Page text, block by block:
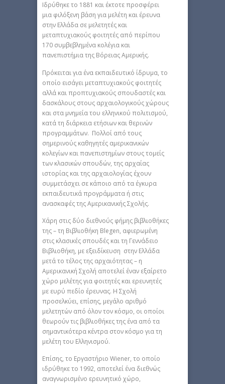
Ιδρύθηκε το 1881 και έκτοτε προσφέρει
μια φιλόξενη βάση για μελέτη και έρευνα
στην Ελλάδα σε μελετητές και
μεταπτυχιακούς φοιτητές από περίπου
170 συμβεβλημένα κολέγια και
πανεπιστήμια της Βόρειας Αμερικής.
Πρόκειται για ένα εκπαιδευτικό ίδρυμα, το
οποίο εισάγει μεταπτυχιακούς φοιτητές
αλλά και προπτυχιακούς σπουδαστές και
δασκάλους στους αρχαιολογικούς χώρους
και στα μνημεία του ελληνικού πολιτισμού,
κατά τη διάρκεια ετήσιων και θερινών
προγραμμάτων. Πολλοί από τους
σημερινούς καθηγητές αμερικανικών
κολεγίων και πανεπιστημίων στους τομείς
των κλασικών σπουδών, της αρχαίας
ιστορίας και της αρχαιολογίας έχουν
συμμετάσχει σε κάποιο από τα έγκυρα
εκπαιδευτικά προγράμματα ή στις
ανασκαφές της Αμερικανικής Σχολής.
Χάρη στις δύο διεθνούς φήμης βιβλιοθήκες
της – τη Βιβλιοθήκη Blegen, αφιερωμένη
στις κλασικές σπουδές και τη Γεννάδειο
Βιβλιοθήκη, με εξειδίκευση στην Ελλάδα
μετά το τέλος της αρχαιότητας – η
Αμερικανική Σχολή αποτελεί έναν εξαίρετο
χώρο μελέτης για φοιτητές και ερευνητές
με ευρύ πεδίο έρευνας. Η Σχολή
προσελκύει, επίσης, μεγάλο αριθμό
μελετητών από όλον τον κόσμο, οι οποίοι
θεωρούν τις βιβλιοθήκες της ένα από τα
σημαντικότερα κέντρα στον κόσμο για τη
μελέτη του Ελληνισμού.
Επίσης, το Εργαστήριο Wiener, το οποίο
ιδρύθηκε το 1992, αποτελεί ένα διεθνώς
αναγνωρισμένο ερευνητικό χώρο,